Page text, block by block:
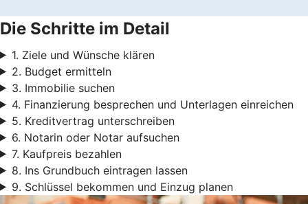
Die Schritte im Detail
1. Ziele und Wünsche klären
2. Budget ermitteln
3. Immobilie suchen
4. Finanzierung besprechen und Unterlagen einreichen
5. Kreditvertrag unterschreiben
6. Notarin oder Notar aufsuchen
7. Kaufpreis bezahlen
8. Ins Grundbuch eintragen lassen
9. Schlüssel bekommen und Einzug planen